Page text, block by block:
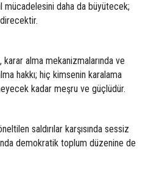
mücadelesini daha da büyütecek;
karar alma mekanizmalarında ve
hakkı; hiç kimsenin karalama
kadar meşru ve güçlüdür.
saldırılar karşısında sessiz
demokratik toplum düzenine de